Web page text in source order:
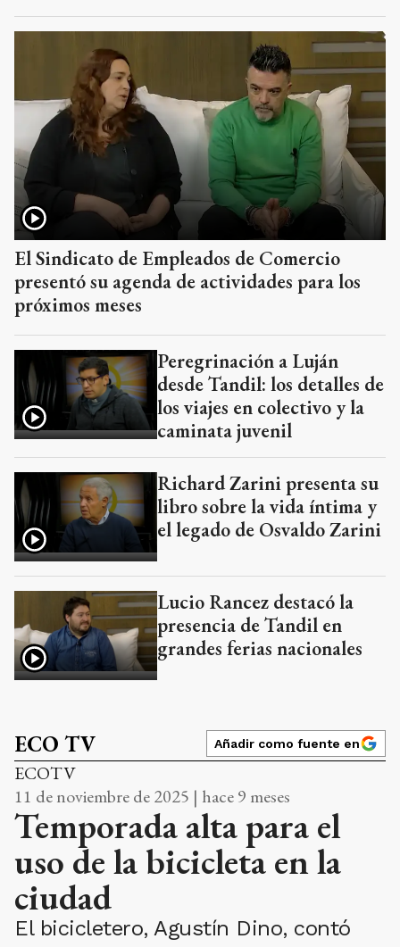
El Sindicato de Empleados de Comercio
presentó su agenda de actividades para los
próximos meses
Peregrinación a Luján
desde Tandil: los detalles de
los viajes en colectivo y la
caminata juvenil
Richard Zarini presenta su
libro sobre la vida íntima y
el legado de Osvaldo Zarini
Lucio Rancez destacó la
presencia de Tandil en
grandes ferias nacionales
ECO TV Añadir como fuente en
ECOTV
11 de noviembre de 2025 | hace 9 meses
Temporada alta para el
uso de la bicicleta en la
ciudad
El bicicletero, Agustín Dino, contó